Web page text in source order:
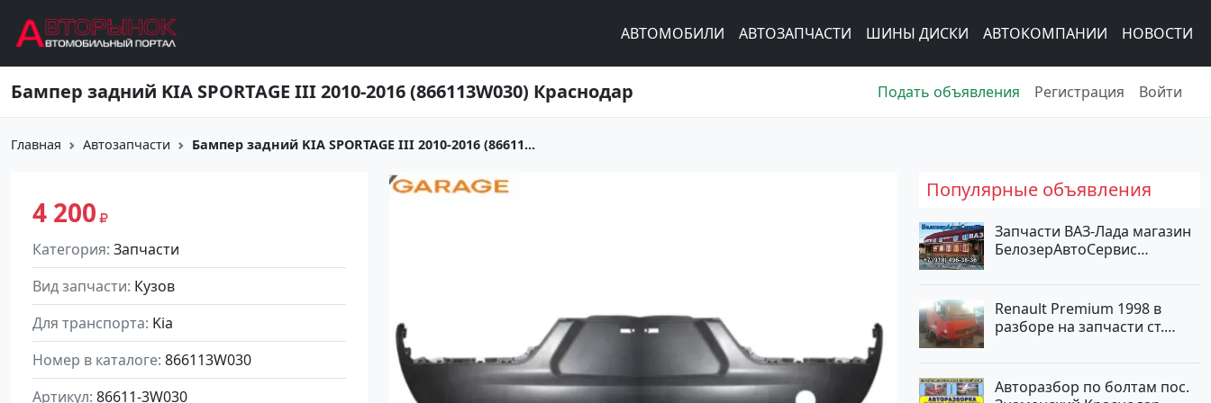
АВТОМОБИЛИ АВТОЗАПЧАСТИ ШИНЫ ДИСКИ АВТОКОМПАНИИ НОВОСТИ
Бампер задний KIA SPORTAGE III 2010-2016 (866113W030) Краснодар Подать объявления Регистрация Войти
Главная Автозапчасти Бампер задний KIA SPORTAGE III 2010-2016 (86611...
4 200
Категория Запчасти
Вид запчасти Кузов
Для транспорта Kia
Номер в каталоге 866113W030
Артикул 86611-3W030
Популярные объявления
Запчасти ВАЗ-Лада магазин
БелозерАвтоСервис
Renault Premium 1998 в
разборе на запчасти ст.
Авторазбор по болтам пос.